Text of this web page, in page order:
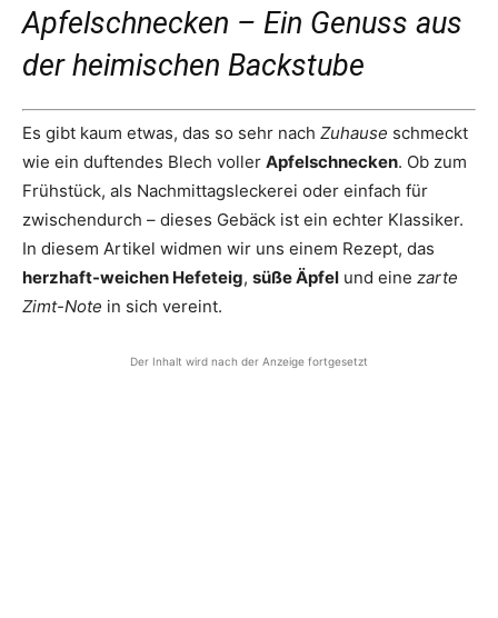
Apfelschnecken – Ein Genuss aus
der heimischen Backstube
Es gibt kaum etwas, das so sehr nach Zuhause schmeckt
wie ein duftendes Blech voller Apfelschnecken. Ob zum
Frühstück, als Nachmittagsleckerei oder einfach für
zwischendurch – dieses Gebäck ist ein echter Klassiker.
In diesem Artikel widmen wir uns einem Rezept, das
herzhaft-weichen Hefeteig, süße Äpfel und eine zarte
Zimt-Note in sich vereint.
Der Inhalt wird nach der Anzeige fortgesetzt